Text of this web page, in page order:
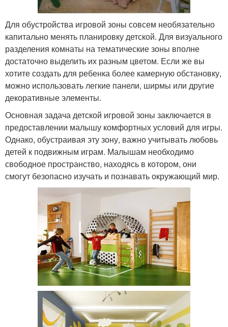
Для обустройства игровой зоны совсем необязательно
капитально менять планировку детской. Для визуального
разделения комнаты на тематические зоны вполне
достаточно выделить их разным цветом. Если же вы
хотите создать для ребенка более камерную обстановку,
можно использовать легкие панели, ширмы или другие
декоративные элементы.
Основная задача детской игровой зоны заключается в
предоставлении малышу комфортных условий для игры.
Однако, обустраивая эту зону, важно учитывать любовь
детей к подвижным играм. Малышам необходимо
свободное пространство, находясь в котором, они
смогут безопасно изучать и познавать окружающий мир.